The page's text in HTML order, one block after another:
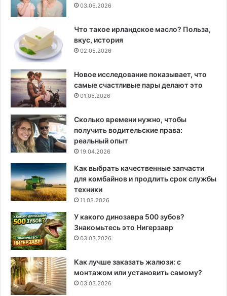
03.05.2026
Что такое ирландское масло? Польза,
вкус, история
02.05.2026
Новое исследование показывает, что
самые счастливые пары делают это
01.05.2026
Сколько времени нужно, чтобы
получить водительские права:
реальный опыт
19.04.2026
Как выбрать качественные запчасти
для комбайнов и продлить срок службы
техники
11.03.2026
У какого динозавра 500 зубов?
Знакомьтесь это Нигерзавр
03.03.2026
Как лучше заказать жалюзи: с
монтажом или установить самому?
03.03.2026